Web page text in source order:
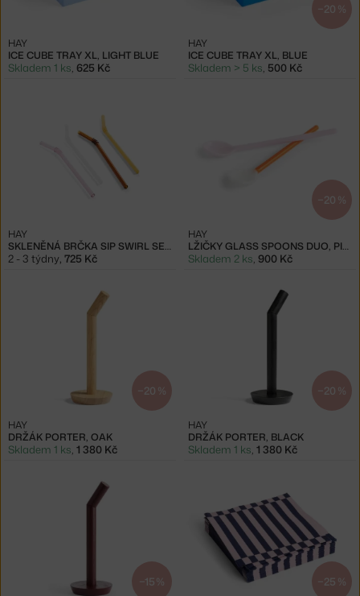
ICE CUBE TRAY XL, LIGHT BLUE
HAY
Skladem 1 ks, 625 Kč
−20 %
ICE CUBE TRAY XL, BLUE
HAY
Skladem > 5 ks, 500 Kč
SKLENĚNÁ BRČKA SIP SWIRL SET 4KS
HAY
2 - 3 týdny, 725 Kč
−20 %
LŽIČKY GLASS SPOONS DUO, PINK AND ORANGE
HAY
Skladem 2 ks, 900 Kč
−20 %
DRŽÁK PORTER, OAK
HAY
Skladem 1 ks, 1 380 Kč
−20 %
DRŽÁK PORTER, BLACK
HAY
Skladem 1 ks, 1 380 Kč
−15 % −25 %